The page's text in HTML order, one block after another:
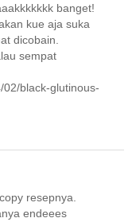
banget!
kue aja suka
dicobain.
sempat
black-glutinous-
resepnya.
endeees